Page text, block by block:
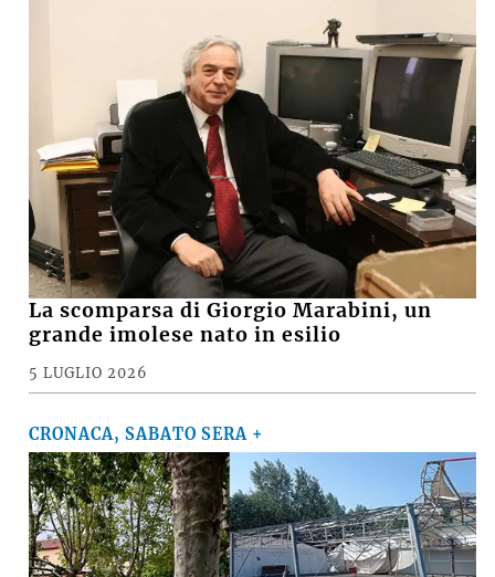
La scomparsa di Giorgio Marabini, un
grande imolese nato in esilio
5 LUGLIO 2026
CRONACA, SABATO SERA +